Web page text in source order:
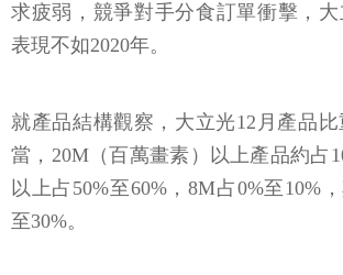
求疲弱，競爭對手分食訂單衝擊，大
表現不如2020年。
就產品結構觀察，大立光12月產品比
當，20M（百萬畫素）以上產品約占
以上占50%至60%，8M占0%至10%
至30%。